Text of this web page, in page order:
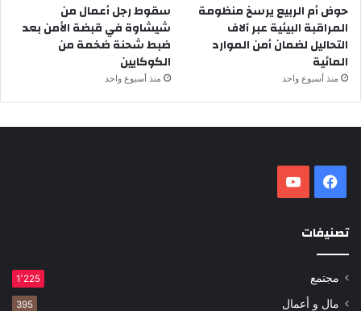
حوض أم الربيع يرسخ منظومة
المراقبة البيئية عبر آلاف
التحاليل لضمان أمن الموارد
المائية
منذ أسبوع واحد
سقوط رجل أعمال من
شيشاوة في قبضة الأمن بعد
ضبط شحنة ضخمة من
الكوكايين
منذ أسبوع واحد
فيسبوك
تصنيفات
مجتمع 1٬225
مال و أعمال 395